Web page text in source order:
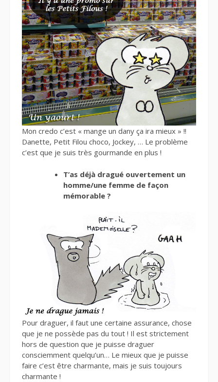
Mon credo c’est « mange un dany ça ira mieux » !!
Danette, Petit Filou choco, Jockey, … Le problème
c’est que je suis très gourmande en plus !
T’as déjà dragué ouvertement un
homme/une femme de façon
mémorable ?
Pour draguer, il faut une certaine assurance, chose
que je ne possède pas du tout ! Il est strictement
hors de question que je puisse draguer
consciemment quelqu’un… Le mieux que je puisse
faire c’est être charmante, mais je suis toujours
charmante !